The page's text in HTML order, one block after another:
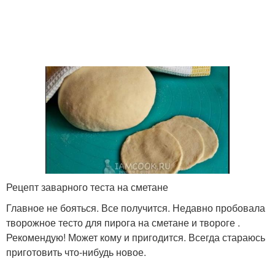
Рецепт заварного теста на сметане
Главное не бояться. Все получится. Недавно пробовала
творожное тесто для пирога на сметане и твороге .
Рекомендую! Может кому и пригодится. Всегда стараюсь
приготовить что-нибудь новое.